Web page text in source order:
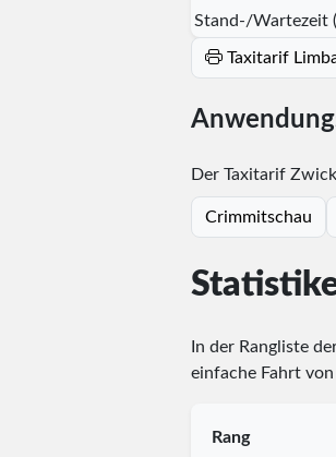
Stand-/Wartezeit
Taxitarif
Der Taxitarif
Crimmitschau
In der Rangliste
einfache Fahrt
Rang